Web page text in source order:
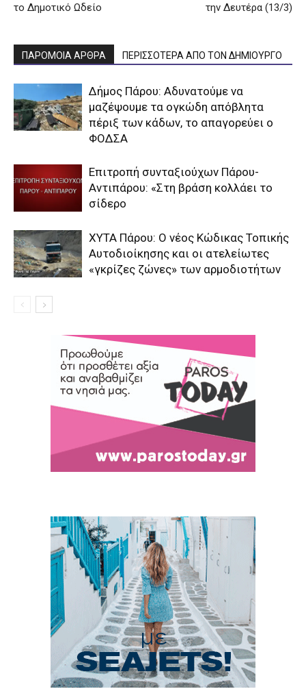
το Δημοτικό Ωδείο
την Δευτέρα (13/3)
ΠΑΡΟΜΟΙΑ ΑΡΘΡΑ ΠΕΡΙΣΣΟΤΕΡΑ ΑΠΟ ΤΟΝ ΔΗΜΙΟΥΡΓΟ
Δήμος Πάρου: Αδυνατούμε να
μαζέψουμε τα ογκώδη απόβλητα
πέριξ των κάδων, το απαγορεύει ο
ΦΟΔΣΑ
Επιτροπή συνταξιούχων Πάρου-
Αντιπάρου: «Στη βράση κολλάει το
σίδερο
XYTA Πάρου: Ο νέος Κώδικας Τοπικής
Αυτοδιοίκησης και οι ατελείωτες
«γκρίζες ζώνες» των αρμοδιοτήτων